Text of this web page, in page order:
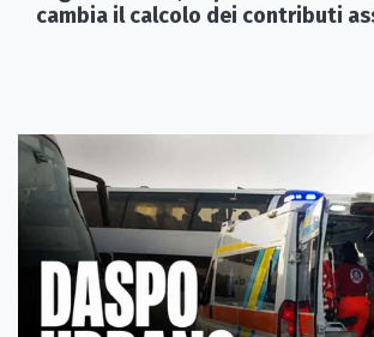
cambia il calcolo dei contributi